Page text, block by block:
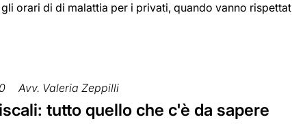
orari di di malattia per i privati, quando vanno
Avv. Valeria Zeppilli
tutto quello che c'è da sapere